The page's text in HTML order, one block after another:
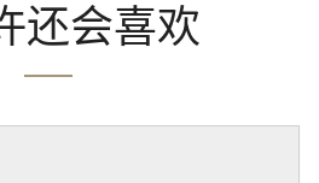
还会喜欢